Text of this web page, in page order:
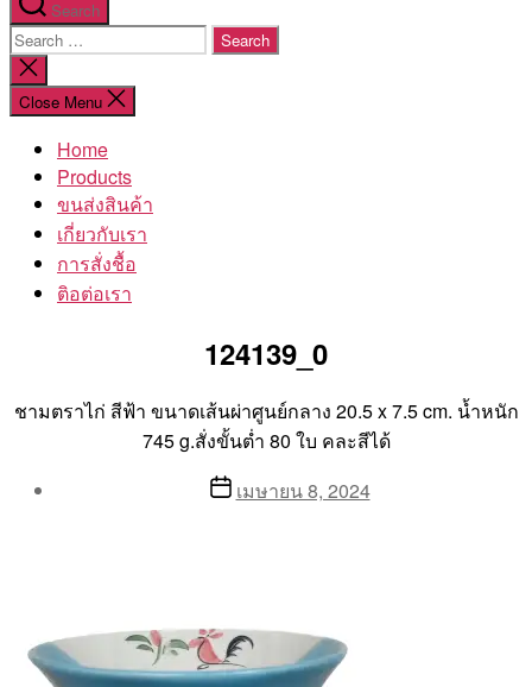
Search
Search
for:
Close
search
Close Menu
Home
Products
ขนส่งสินค้า
เกี่ยวกับเรา
การสั่งชื้อ
ติอต่อเรา
124139_0
ชามตราไก่ สีฟ้า ขนาดเส้นผ่าศูนย์กลาง 20.5 x 7.5 cm. น้ำหนัก
745 g.สั่งขั้นต่ำ 80 ใบ คละสีได้
Postเมษายน 8, 2024